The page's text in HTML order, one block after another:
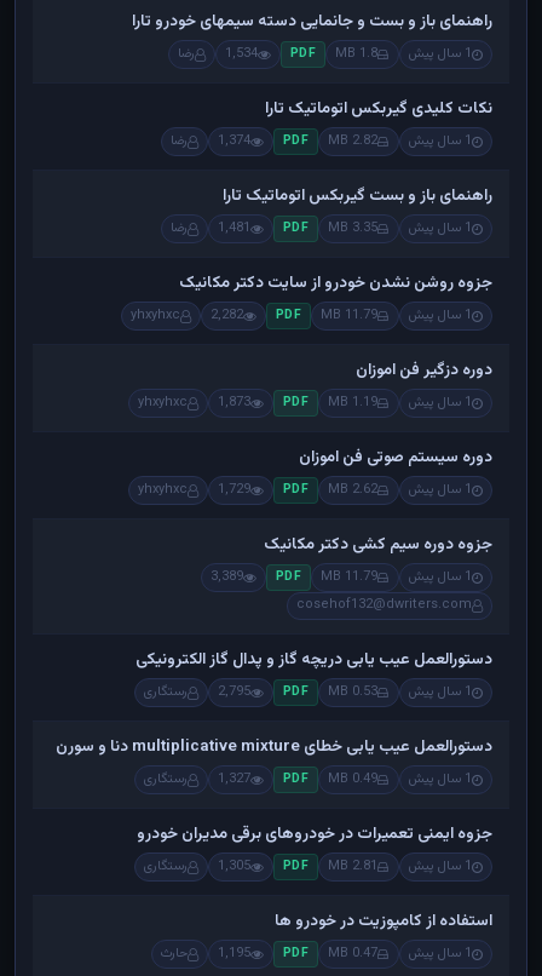
راهنمای باز و بست و جانمایی دسته سیمهای خودرو تارا
1 سال پیش 1.8 MB
PDF
1,534 رضا
نکات کلیدی گیربکس اتوماتیک تارا
1 سال پیش 2.82 MB
PDF
1,374 رضا
راهنمای باز و بست گیربکس اتوماتیک تارا
1 سال پیش 3.35 MB
PDF
1,481 رضا
جزوه روشن نشدن خودرو از سایت دکتر مکانیک
1 سال پیش 11.79 MB
PDF
2,282
yhxyhxc
دوره دزگیر فن اموزان
1 سال پیش 1.19 MB
PDF
1,873
yhxyhxc
دوره سیستم صوتی فن اموزان
1 سال پیش 2.62 MB
PDF
1,729
yhxyhxc
جزوه دوره سیم کشی دکتر مکانیک
1 سال پیش 11.79 MB
PDF
3,389
cosehof132@dwriters.com
دستورالعمل عیب یابی دریچه گاز و پدال گاز الکترونیکی
1 سال پیش 0.53 MB
PDF
2,795 رستگاری
دستورالعمل عیب یابی خطای multiplicative mixture دنا و سورن
1 سال پیش 0.49 MB
PDF
1,327 رستگاری
جزوه ایمنی تعمیرات در خودروهای برقی مدیران خودرو
1 سال پیش 2.81 MB
PDF
1,305 رستگاری
استفاده از کامپوزیت در خودرو ها
1 سال پیش 0.47 MB
PDF
1,195 حارث